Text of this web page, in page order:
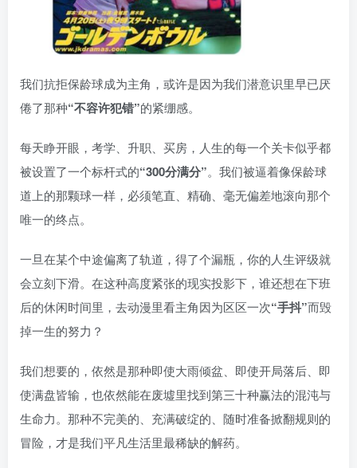
我们抗拒保龄球成为主角，或许是因为我们潜意识里早已厌
倦了那种“不容许犯错”的紧绷感。
每天睁开眼，考学、升职、买房，人生的每一个关卡似乎都
被设置了一个标杆式的“300分满分”。我们被逼着像保龄球
道上的那颗球一样，必须笔直、精确、毫无偏差地滚向那个
唯一的终点。
一旦在某个中途偏离了轨道，得了个漏瓶，你的人生评级就
会立刻下滑。在这种高度紧张的现实投影下，谁还想在下班
后的休闲时间里，去动漫里看主角因为区区一次“手抖”而毁
掉一生的努力？
我们想要的，依然是那种即使大雨倾盆、即使开局落后、即
使满盘皆输，也依然能在废墟里找到第三十种赢法的混沌与
生命力。那种不完美的、充满破绽的、随时准备掀翻规则的
冒险，才是我们平凡生活里最稀缺的解药。